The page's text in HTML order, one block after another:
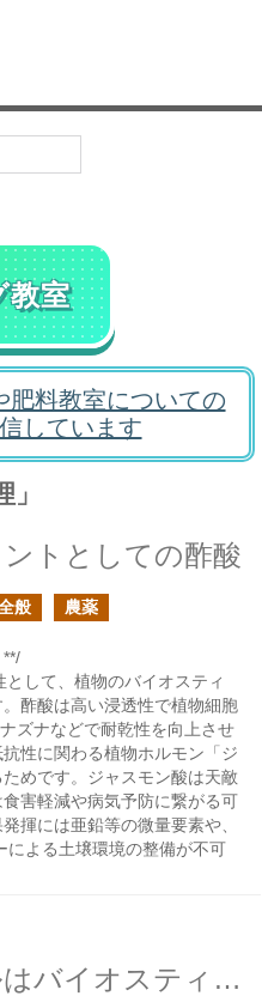
教室
肥料教室についての
しています
トとしての酢酸
般 農薬
して、植物のバイオスティ
酢酸は高い浸透性で植物細胞
ズナなどで耐乾性を向上させ
性に関わる植物ホルモン「ジ
めです。ジャスモン酸は天敵
害軽減や病気予防に繋がる可
揮には亜鉛等の微量要素や、
による土壌環境の整備が不可
1-オクテン-3-オールはバイオスティミュラント？